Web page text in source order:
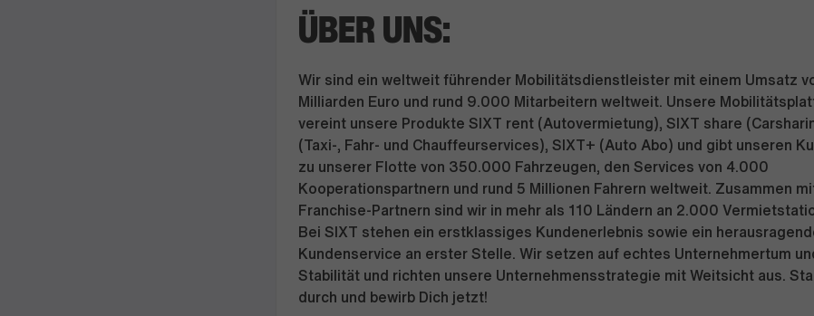
ÜBER UNS:
Wir sind ein weltweit führender Mobilitätsdienstleister mit einem Umsatz
Milliarden Euro und rund 9.000 Mitarbeitern weltweit. Unsere
vereint unsere Produkte SIXT rent (Autovermietung), SIXT share
(Taxi-, Fahr- und Chauffeurservices), SIXT+ (Auto Abo) und gibt unseren
zu unserer Flotte von 350.000 Fahrzeugen, den Services von 4.000
Kooperationspartnern und rund 5 Millionen Fahrern weltweit. Zusammen
Franchise-Partnern sind wir in mehr als 110 Ländern an 2.000
Bei SIXT stehen ein erstklassiges Kundenerlebnis sowie ein
Kundenservice an erster Stelle. Wir setzen auf echtes Unternehmertum
Stabilität und richten unsere Unternehmensstrategie mit Weitsicht aus.
durch und bewirb Dich jetzt!